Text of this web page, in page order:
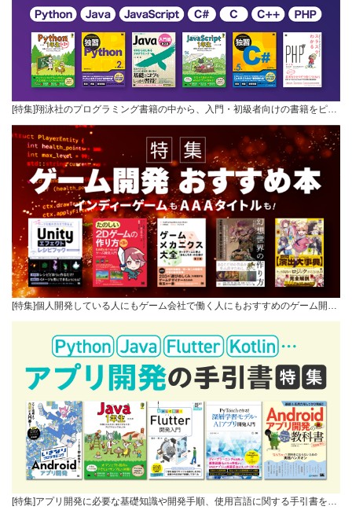
[特集]翔泳社のプログラミング書籍の中から、入門・初級者向けの書籍をピ…
[特集]個人開発している人にもゲーム会社で働く人にもおすすめのゲーム開…
[特集]アプリ開発に必要な基礎知識や開発手順、使用言語に関する手引書を…